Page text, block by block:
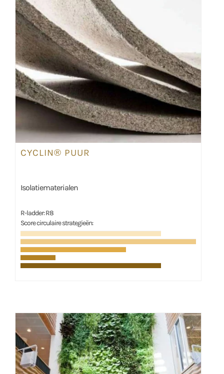
CYCLIN® PUUR
Isolatiematerialen
R-ladder: R8
Score circulaire strategieën: